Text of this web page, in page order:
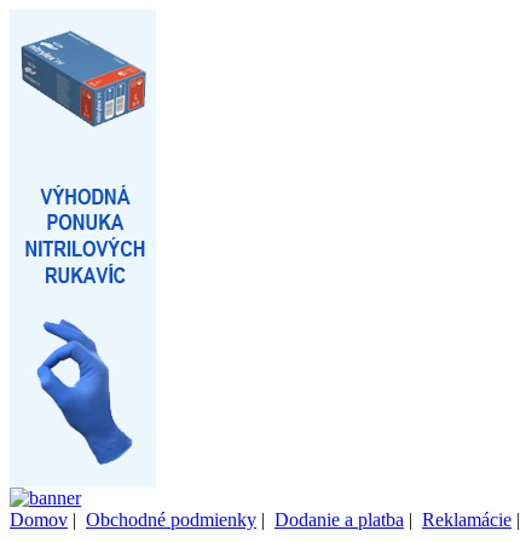
Domov | Obchodné podmienky | Dodanie a platba | Reklamácie |